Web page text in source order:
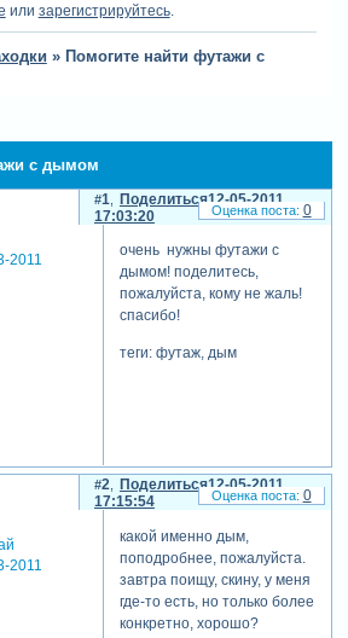
или зарегистрируйтесь.
» Помогите найти футажи с
с дымом
Поделиться
1
12-05-2011
17:03:20
2011
очень нужны футажи с
дымом! поделитесь,
пожалуйста, кому не жаль!
спасибо!
теги: футаж, дым
0
Поделиться
2
12-05-2011
17:15:54
2011
какой именно дым,
поподробнее, пожалуйста.
завтра поищу, скину, у меня
где-то есть, но только более
конкретно, хорошо?
0